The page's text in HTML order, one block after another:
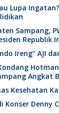
Lupa
Sampang,
Republik
Ireng” AJI
Angkat
Kesehatan
Konser Denny